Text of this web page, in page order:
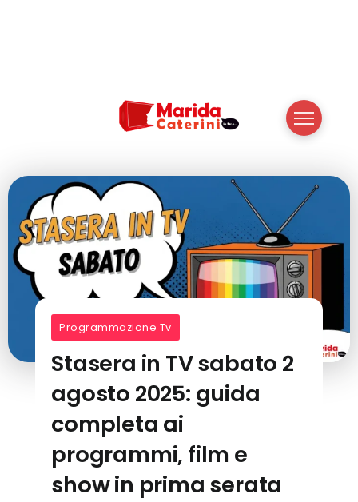
Programmazione Tv
Stasera in TV sabato 2
agosto 2025: guida
completa ai
programmi, film e
show in prima serata